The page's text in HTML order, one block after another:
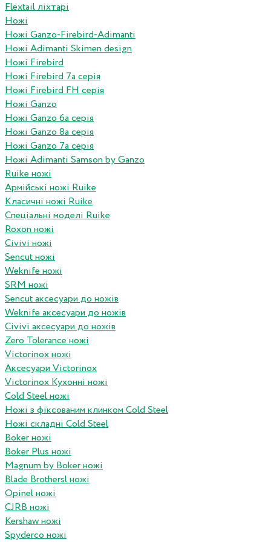
Flextail ліхтарі
Ножі
Ножі Ganzo-Firebird-Adimanti
Ножі Adimanti Skimen design
Ножі Firebird
Ножі Firebird 7а серія
Ножі Firebird FH серія
Ножі Ganzo
Ножі Ganzo 6а серія
Ножі Ganzo 8а серія
Ножі Ganzo 7а серія
Ножі Adimanti Samson by Ganzo
Ruike ножі
Армійські ножі Ruike
Класичні ножі Ruike
Спеціальні моделі Ruike
Roxon ножi
Civivi ножі
Sencut ножі
Weknife ножі
SRM ножі
Sencut аксесуари до ножів
Weknife аксесуари до ножів
Civivi аксесуари до ножів
Zero Tolerance ножі
Victorinox ножі
Аксесуари Victorinox
Victorinox Кухонні ножі
Cold Steel ножі
Ножі з фіксованим клинком Cold Steel
Ножі складні Cold Steel
Boker ножі
Boker Plus ножі
Magnum by Boker ножі
Blade Brothersl ножі
Opinel ножі
CJRB ножі
Kershaw ножі
Spyderco ножі